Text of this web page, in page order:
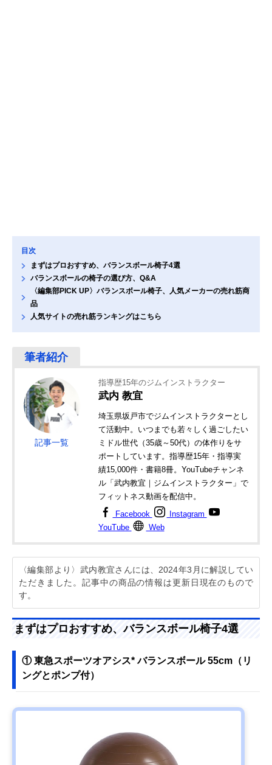
目次
まずはプロおすすめ、バランスボール椅子4選
バランスボールの椅子の選び方、Q&A
〈編集部PICK UP〉バランスボール椅子、人気メーカーの売れ筋商
品
人気サイトの売れ筋ランキングはこちら
記事一覧
指導歴15年のジムインストラクター
武内 教宜
埼玉県坂戸市でジムインストラクターとし
て活動中。いつまでも若々しく過ごしたい
ミドル世代（35歳～50代）の体作りをサ
ポートしています。指導歴15年・指導実
績15,000件・書籍8冊。YouTubeチャンネ
ル「武内教宜｜ジムインストラクター」で
フィットネス動画を配信中。
Facebook
Instagram
YouTube
Web
〈編集部より〉武内教宜さんには、2024年3月に解説してい
ただきました。記事中の商品の情報は更新日現在のもので
す。
まずはプロおすすめ、バランスボール椅子4選
① 東急スポーツオアシス* バランスボール 55cm（リ
ングとポンプ付）